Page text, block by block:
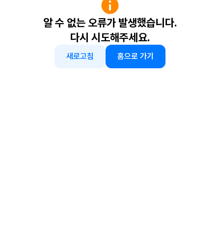
알 수 없는 오류가 발생했습니다.
다시 시도해주세요.
새로고침 홈으로 가기